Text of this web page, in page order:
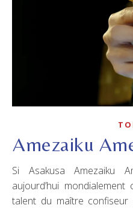
Amezaiku
Si Asakusa Amezaiku Ameshin est une enseigne
aujourd’hui
talent du maître confiseur